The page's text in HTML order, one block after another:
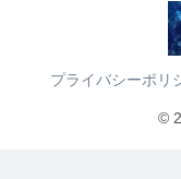
プライバシーポリ
©